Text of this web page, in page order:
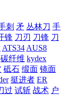
刺 矛 丛林刀 手
锋 刀刃 刀锋 刀
ATS34 AUS8
碳纤维 kydex
砥石 缎面 镜面
挺进者 ER
过 试斩 战术 户